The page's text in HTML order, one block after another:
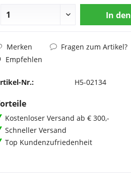
In den
Merken Fragen zum Artikel?
Empfehlen
Nr.: H5-02134
Kostenloser Versand ab € 300,-
Schneller Versand
Top Kundenzufriedenheit